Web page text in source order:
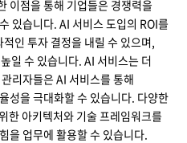
이점을 통해 기업들은 경쟁력을
있습니다. AI 서비스 도입의 ROI를
인 투자 결정을 내릴 수 있으며,
일 수 있습니다. AI 서비스는 더
리자들은 AI 서비스를 통해
성을 극대화할 수 있습니다. 다양한
한 아키텍처와 기술 프레임워크를
을 업무에 활용할 수 있습니다.